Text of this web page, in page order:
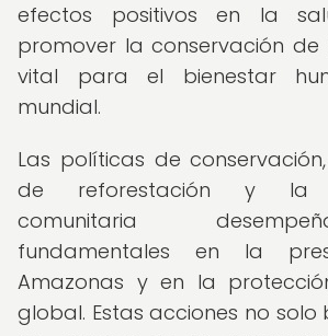
efectos positivos en la
promover la conservación de
vital para el bienestar
mundial.
Las políticas de
de reforestación y la
comunitaria
fundamentales en la
Amazonas y en la
global. Estas acciones no